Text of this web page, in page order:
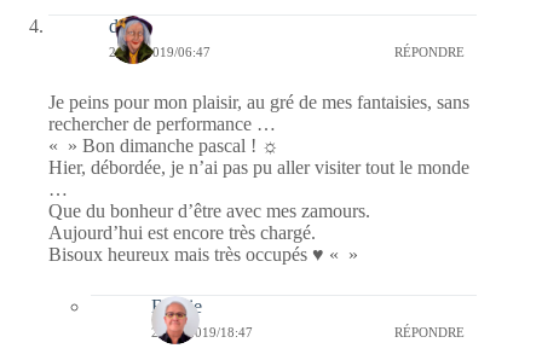
dom
21/04/2019/06:47 RÉPONDRE
Je peins pour mon plaisir, au gré de mes fantaisies, sans
rechercher de performance …
« » Bon dimanche pascal ! ☼
Hier, débordée, je n’ai pas pu aller visiter tout le monde
…
Que du bonheur d’être avec mes zamours.
Aujourd’hui est encore très chargé.
Bisoux heureux mais très occupés ♥ « »
Bernie
21/04/2019/18:47 RÉPONDRE